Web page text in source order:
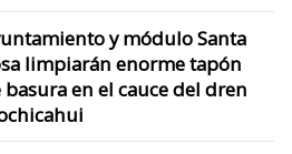
y módulo Santa
limpiarán enorme tapón
basura en el cauce del dren